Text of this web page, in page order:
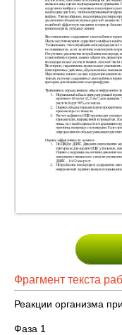
Фрагмент текста
Реакции организма
Фаза 1